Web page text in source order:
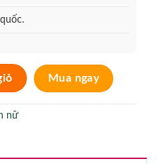
For Men 15ml từ Châu Âu số
Mua ngay
nữ